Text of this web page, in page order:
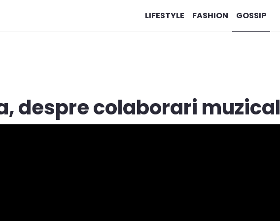
LIFESTYLE FASHION GOSSIP
despre colaborari